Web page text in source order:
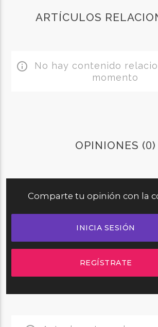
ARTÍCULOS
info_outline No hay contenido
momento
OPINIONES (0)
Comparte tu opinión con la
INICIA SESIÓN
REGÍSTRATE